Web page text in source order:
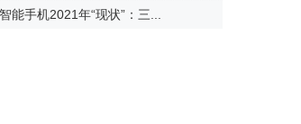
能手机2021年“现状”：三...